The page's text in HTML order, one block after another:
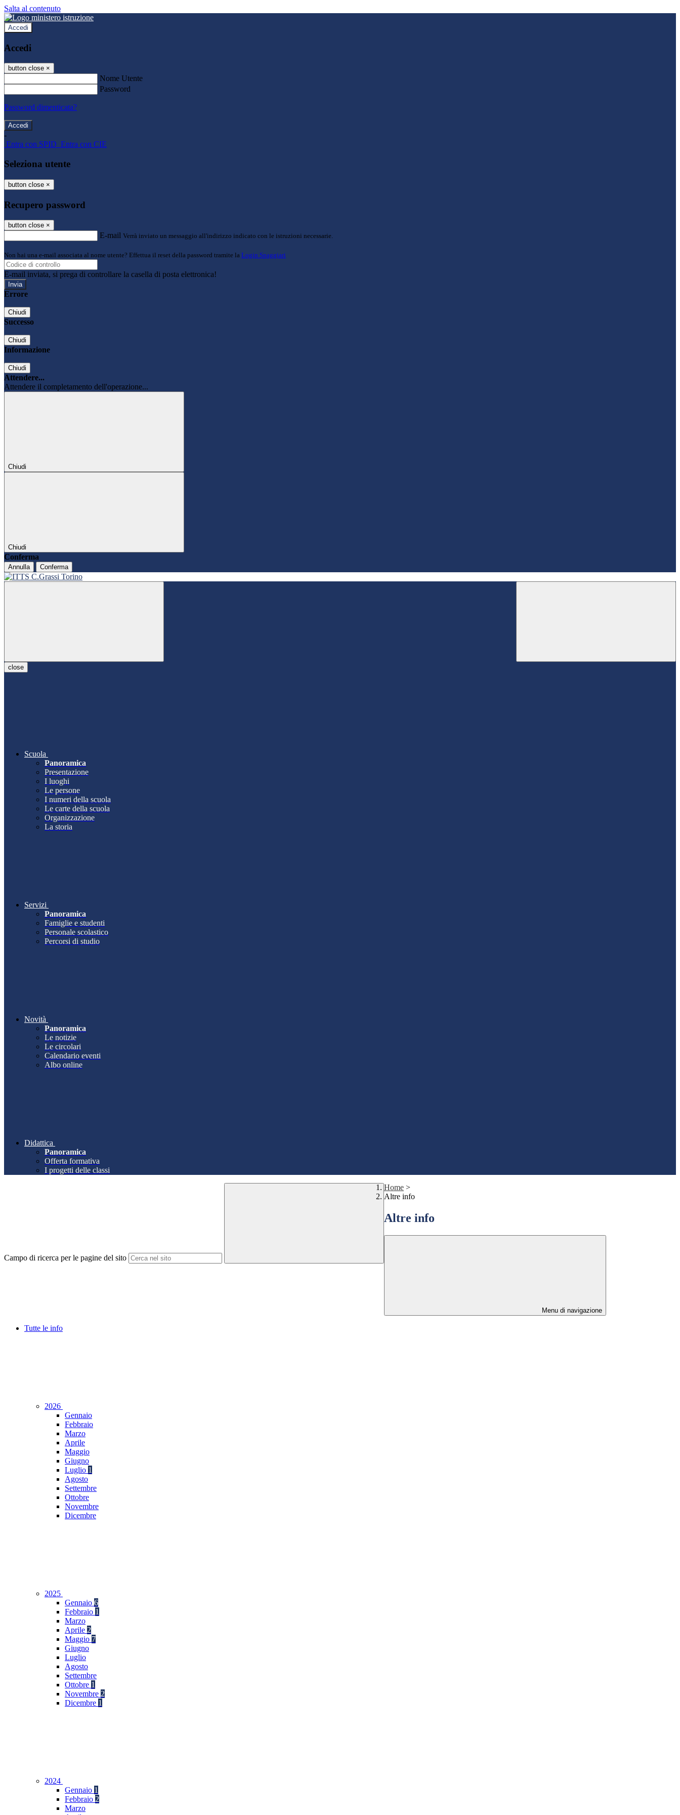
Salta al contenuto
Accedi
Accedi
button close ×
Nome Utente
Password
Password dimenticata?
-
Entra con SPID Entra con CIE
Seleziona utente
button close ×
Recupero password
button close ×
E-mail Verrà inviato un messaggio all'indirizzo indicato con le istruzioni necessarie.
Non hai una e-mail associata al nome utente? Effettua il reset della password tramite la Login Spaggiari
E-mail inviata, si prega di controllare la casella di posta elettronica!
Errore
Chiudi
Successo
Chiudi
Informazione
Chiudi
Attendere...
Attendere il completamento dell'operazione...
Chiudi
Chiudi
Conferma
Annulla Conferma
close
Scuola
Panoramica
Presentazione
I luoghi
Le persone
I numeri della scuola
Le carte della scuola
Organizzazione
La storia
Servizi
Panoramica
Famiglie e studenti
Personale scolastico
Percorsi di studio
Novità
Panoramica
Le notizie
Le circolari
Calendario eventi
Albo online
Didattica
Panoramica
Offerta formativa
I progetti delle classi
Campo di ricerca per le pagine del sito
Home >
Altre info
Altre info
Menu di navigazione
Tutte le info
2026
Gennaio
Febbraio
Marzo
Aprile
Maggio
Giugno
Luglio 1
Agosto
Settembre
Ottobre
Novembre
Dicembre
2025
Gennaio 6
Febbraio 1
Marzo
Aprile 2
Maggio 7
Giugno
Luglio
Agosto
Settembre
Ottobre 1
Novembre 2
Dicembre 1
2024
Gennaio 1
Febbraio 2
Marzo